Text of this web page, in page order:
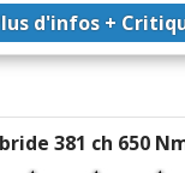
d'infos +
381 ch 650